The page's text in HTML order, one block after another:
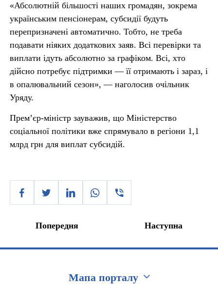
«Абсолютній більшості наших громадян, зокрема
українським пенсіонерам, субсидії будуть
перепризначені автоматично. Тобто, не треба
подавати ніяких додаткових заяв. Всі перевірки та
виплати ідуть абсолютно за графіком. Всі, хто
дійсно потребує підтримки — її отримають і зараз, і
в опалювальний сезон», — наголосив очільник
Уряду.
Прем’єр-міністр зауважив, що Міністерство
соціальної політики вже спрямувало в регіони 1,1
млрд грн для виплат субсидій.
Попередня Наступна
Мапа порталу